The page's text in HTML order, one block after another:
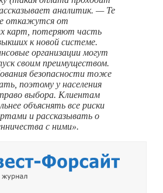
аналитик. — Те
откажутся от
карт, потеряют часть
к новой системе.
организации могут
своим преимуществом.
безопасности тоже
поэтому у населения
выбора. Клиентам
объяснять все риски
и рассказывать о
с ними».